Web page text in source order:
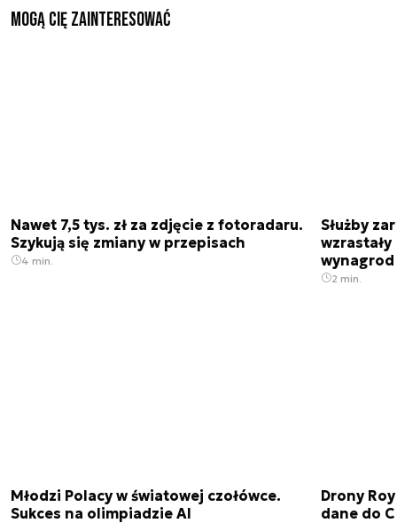
Mogą Cię zainteresować
Nawet 7,5 tys. zł za zdjęcie z fotoradaru.
Szykują się zmiany w przepisach
4 min.
Służby
2 min.
Młodzi Polacy w światowej czołówce.
Sukces na olimpiadzie AI
Drony
dane do